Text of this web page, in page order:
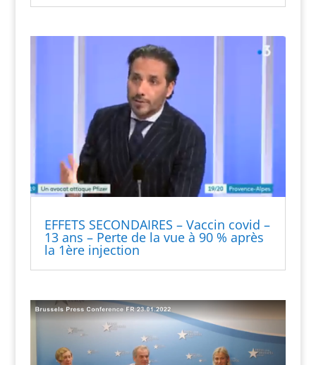
EFFETS SECONDAIRES – Vaccin covid –
13 ans – Perte de la vue à 90 % après
la 1ère injection